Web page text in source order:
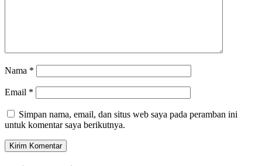
Nama *
Email *
Simpan nama, email, dan situs web saya pada peramban ini
untuk komentar saya berikutnya.